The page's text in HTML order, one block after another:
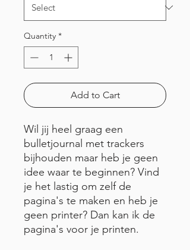
Quantity *
Add to Cart
Wil jij heel graag een
bulletjournal met trackers
bijhouden maar heb je geen
idee waar te beginnen? Vind
je het lastig om zelf de
pagina's te maken en heb je
geen printer? Dan kan ik de
pagina's voor je printen.